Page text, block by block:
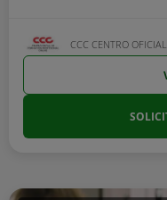
CCC CENTRO